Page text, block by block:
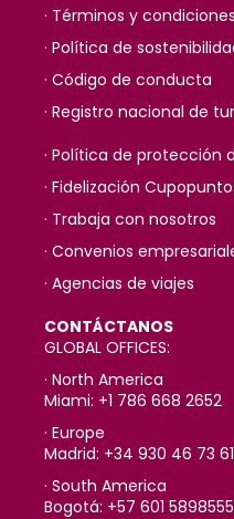
· Términos y condiciones
· Política de
· Código de conducta
· Registro nacional de
· Política de protección
· Fidelización
· Trabaja con nosotros
· Convenios
· Agencias de viajes
CONTÁCTANOS
GLOBAL OFFICES:
· North America
Miami: +1 786 668 2652
· Europe
Madrid: +34 930 46 73 61
· South America
Bogotá: +57 601 5898555